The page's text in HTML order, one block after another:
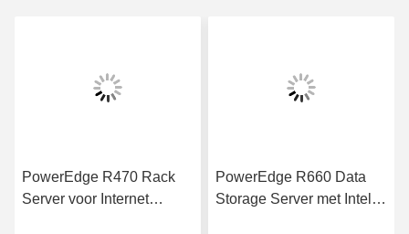
PowerEdge R470 Rack
Server voor Internet
PowerEdge R660 Data
Storage Server met Intel